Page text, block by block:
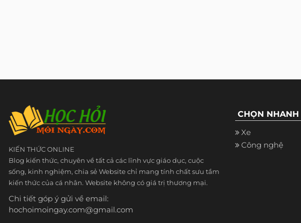
KIẾN THỨC ONLINE
Blog kiến thức, chuyên về tất cả các lĩnh vực giáo dục, cuộc
sống, kinh nghiệm, chia sẻ Website chỉ mang tính chất sưu tầm
kiến thức của cá nhân. Website không có giá trị thương mại.
Chi tiết góp ý gửi về email:
hochoimoingay.com@gmail.com
CHỌN NHANH
Xe
Công nghệ